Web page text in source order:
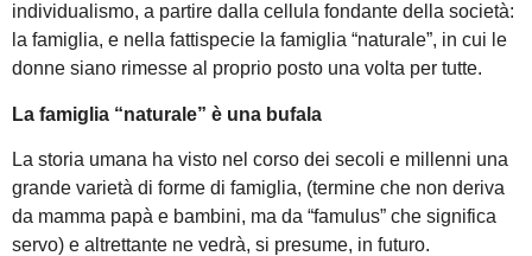
individualismo, a partire dalla cellula fondante della società:
la famiglia, e nella fattispecie la famiglia “naturale”, in cui le
donne siano rimesse al proprio posto una volta per tutte.
La famiglia “naturale” è una bufala
La storia umana ha visto nel corso dei secoli e millenni una
grande varietà di forme di famiglia, (termine che non deriva
da mamma papà e bambini, ma da “famulus” che significa
servo) e altrettante ne vedrà, si presume, in futuro.